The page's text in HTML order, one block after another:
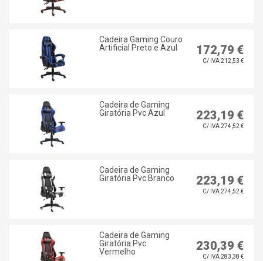
Cadeira Gaming Couro
Artificial Preto e Azul
172,79 €
C/ IVA 212,53 €
Cadeira de Gaming
Giratória Pvc Azul
223,19 €
C/ IVA 274,52 €
Cadeira de Gaming
Giratória Pvc Branco
223,19 €
C/ IVA 274,52 €
Cadeira de Gaming
Giratória Pvc
Vermelho
230,39 €
C/ IVA 283,38 €